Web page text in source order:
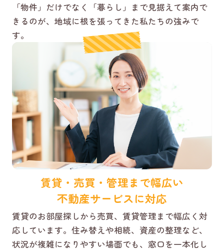
「物件」だけでなく「暮らし」まで見据えて案内で
きるのが、地域に根を張ってきた私たちの強みで
す。
賃貸・売買・管理まで幅広い
不動産サービスに対応
賃貸のお部屋探しから売買、賃貸管理まで幅広く対
応しています。住み替えや相続、資産の整理など、
状況が複雑になりやすい場面でも、窓口を一本化し